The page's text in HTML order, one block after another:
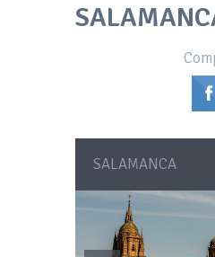
SALAMANCA